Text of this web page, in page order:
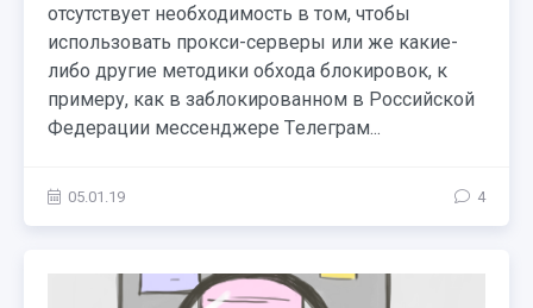
отсутствует необходимость в том, чтобы
использовать прокси-серверы или же какие-
либо другие методики обхода блокировок, к
примеру, как в заблокированном в Российской
Федерации мессенджере Tелеграм...
05.01.19 4